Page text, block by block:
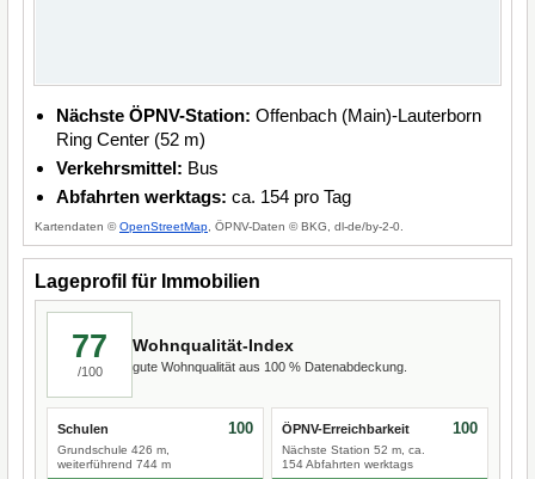
Nächste ÖPNV-Station: Offenbach (Main)-Lauterborn
Ring Center (52 m)
Verkehrsmittel: Bus
Abfahrten werktags: ca. 154 pro Tag
Kartendaten ©OpenStreetMap , ÖPNV-Daten © BKG, dl-de/by-2-0.
Lageprofil für Immobilien
77
/100
Wohnqualität-Index
gute Wohnqualität aus 100 % Datenabdeckung.
Schulen
Grundschule 426 m,
weiterführend 744 m
100 ÖPNV-Erreichbarkeit
Nächste Station 52 m, ca.
154 Abfahrten werktags
100